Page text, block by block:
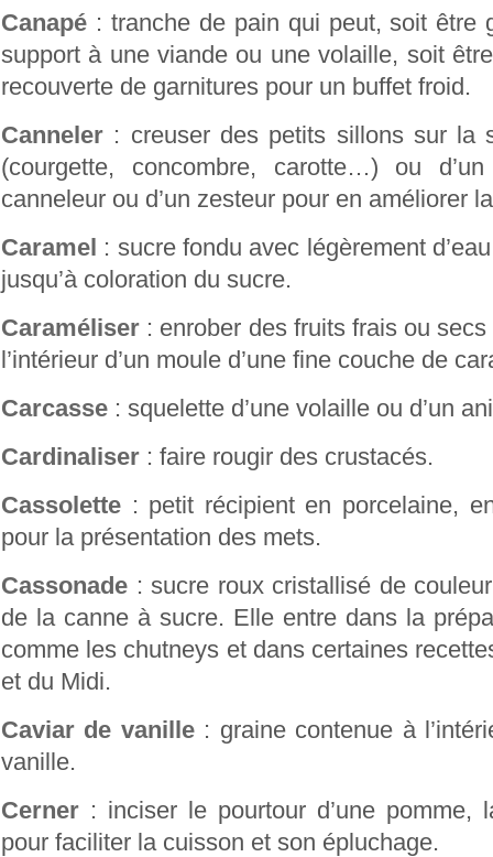
Canapé : tranche de pain qui peut, soit être
support à une viande ou une volaille, soit
recouverte de garnitures pour un buffet froid.
Canneler : creuser des petits sillons sur la
(courgette, concombre, carotte…) ou
canneleur ou d’un zesteur pour en améliorer
Caramel : sucre fondu avec légèrement
jusqu’à coloration du sucre.
Caraméliser : enrober des fruits frais ou
l’intérieur d’un moule d’une fine couche de
Carcasse : squelette d’une volaille ou d’un
Cardinaliser : faire rougir des crustacés.
Cassolette : petit récipient en porcelaine,
pour la présentation des mets.
Cassonade : sucre roux cristallisé de
de la canne à sucre. Elle entre dans la
comme les chutneys et dans certaines
et du Midi.
Caviar de vanille: graine contenue à
vanille.
Cerner : inciser le pourtour d’une pomme,
pour faciliter la cuisson et son épluchage.